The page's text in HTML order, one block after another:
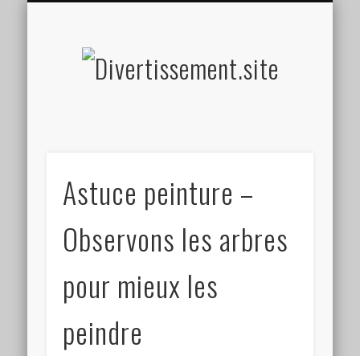
Astuce peinture –
Observons les arbres
pour mieux les
peindre